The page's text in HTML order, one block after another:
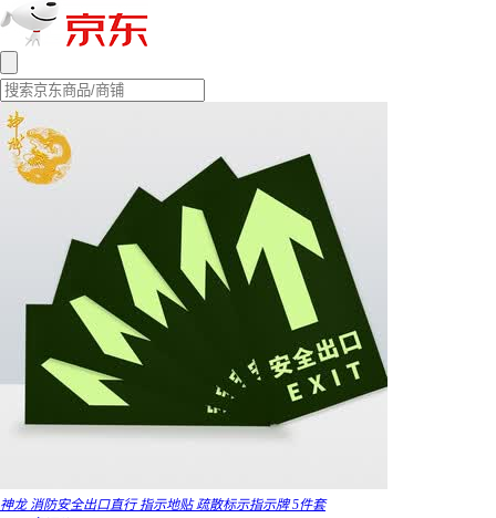
神龙 消防安全出口直行 指示地贴 疏散标示指示牌 5件套